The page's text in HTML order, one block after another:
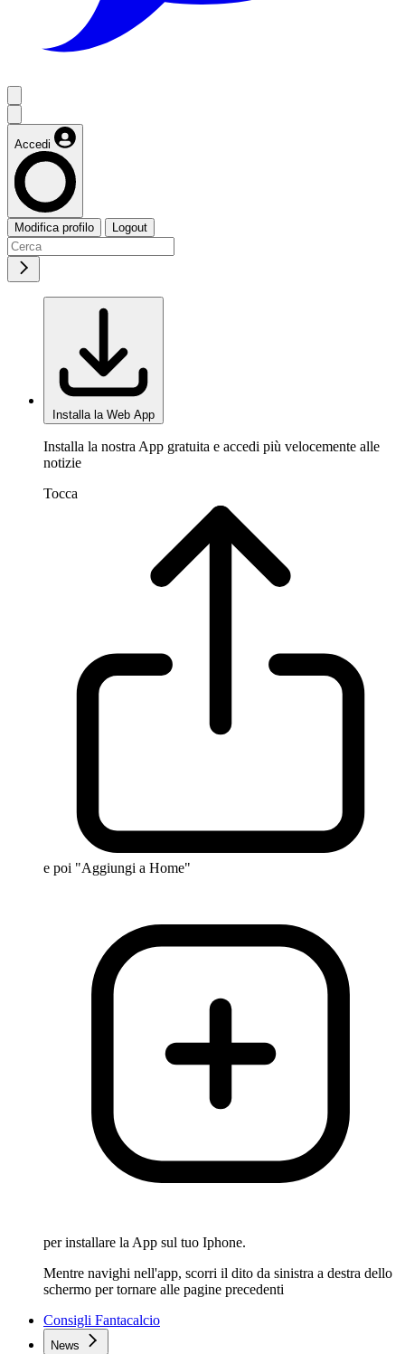
Accedi
Modifica profilo Logout
Installa la Web App
Installa la nostra App gratuita e accedi più velocemente alle
notizie
Tocca
e poi "Aggiungi a Home"
per installare la App sul tuo Iphone.
Mentre navighi nell'app, scorri il dito da sinistra a destra dello
schermo per tornare alle pagine precedenti
Consigli Fantacalcio
News